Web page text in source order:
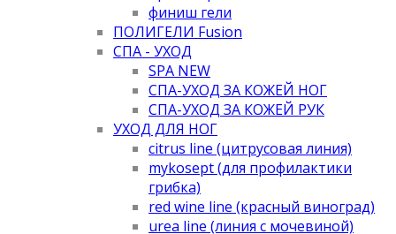
финиш гели
ПОЛИГЕЛИ Fusion
СПА - УХОД
SPA NEW
СПА-УХОД ЗА КОЖЕЙ НОГ
СПА-УХОД ЗА КОЖЕЙ РУК
УХОД ДЛЯ НОГ
citrus line (цитрусовая линия)
mykosept (для профилактики
грибка)
red wine line (красный виноград)
urea line (линия с мочевиной)